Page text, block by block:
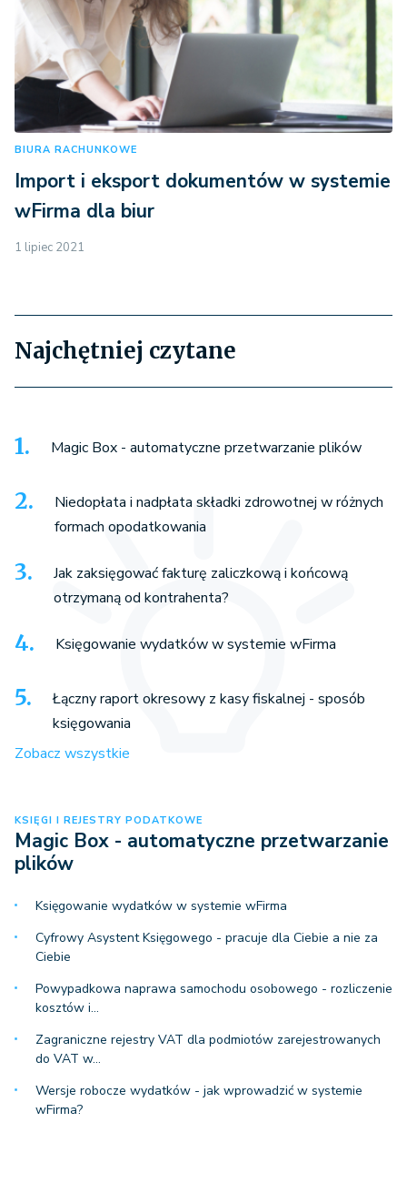
BIURA RACHUNKOWE
Import i eksport dokumentów w systemie
wFirma dla biur
1 lipiec 2021
Najchętniej czytane
Magic Box - automatyczne przetwarzanie plików
Niedopłata i nadpłata składki zdrowotnej w różnych
formach opodatkowania
Jak zaksięgować fakturę zaliczkową i końcową
otrzymaną od kontrahenta?
Księgowanie wydatków w systemie wFirma
Łączny raport okresowy z kasy fiskalnej - sposób
księgowania
Zobacz wszystkie
KSIĘGI I REJESTRY PODATKOWE
Magic Box - automatyczne przetwarzanie
plików
Księgowanie wydatków w systemie wFirma
Cyfrowy Asystent Księgowego - pracuje dla Ciebie a nie za
Ciebie
Powypadkowa naprawa samochodu osobowego - rozliczenie
kosztów i…
Zagraniczne rejestry VAT dla podmiotów zarejestrowanych
do VAT w…
Wersje robocze wydatków - jak wprowadzić w systemie
wFirma?